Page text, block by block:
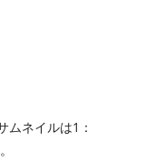
ムネイルは1：